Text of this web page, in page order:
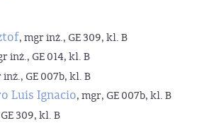
, mgr inż., GE 309, kl. B
inż., GE 014, kl. B
inż., GE 007b, kl. B
Luis Ignacio, mgr, GE 007b, kl. B
309, kl. B